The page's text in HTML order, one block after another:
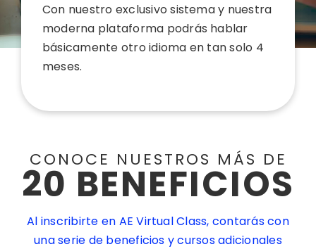
Con nuestro exclusivo sistema y nuestra
moderna plataforma podrás hablar
básicamente otro idioma en tan solo 4
meses.
CONOCE NUESTROS MÁS DE
20 BENEFICIOS
Al inscribirte en AE Virtual Class, contarás con
una serie de beneficios y cursos adicionales